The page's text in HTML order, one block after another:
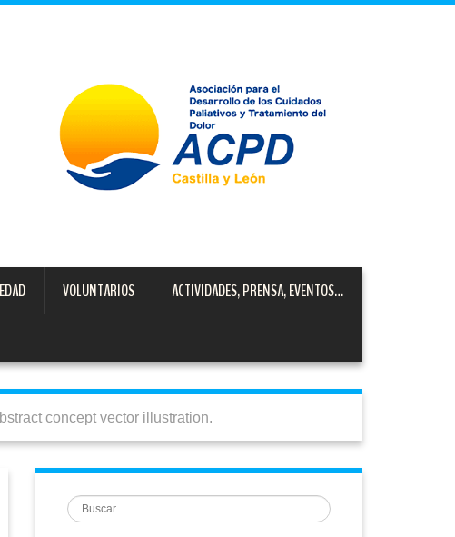
VOLUNTARIOS ACTIVIDADES, PRENSA, EVENTOS…
concept vector illustration.
Buscar